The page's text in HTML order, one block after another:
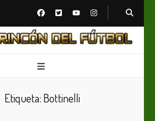
Etiqueta: Bottinelli